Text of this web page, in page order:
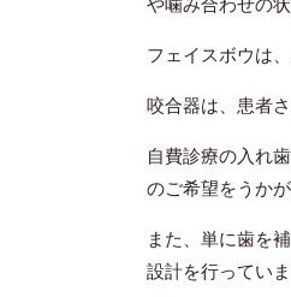
フェイスボウは
咬合器は、患者
自費診療の入れ
のご希望をうか
また、単に歯を
設計を行っていま